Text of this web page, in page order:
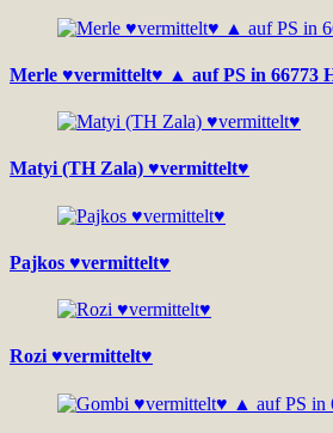
Merle ♥vermittelt♥ ▲ auf PS in 66773
Matyi (TH Zala) ♥vermittelt♥
Pajkos ♥vermittelt♥
Rozi ♥vermittelt♥